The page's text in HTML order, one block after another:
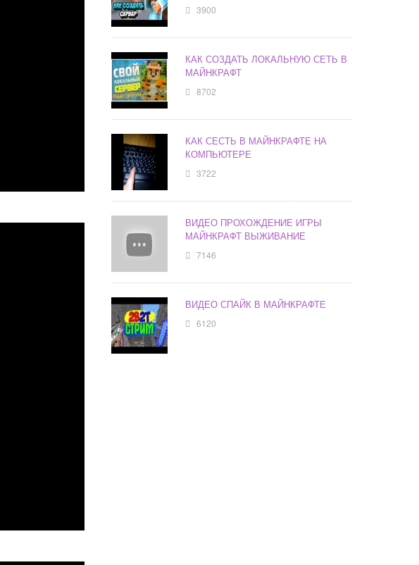
3900
КАК СОЗДАТЬ ЛОКАЛЬНУЮ СЕТЬ В
МАЙНКРАФТ
8702
КАК СЕСТЬ В МАЙНКРАФТЕ НА
КОМПЬЮТЕРЕ
3722
ВИДЕО ПРОХОЖДЕНИЕ ИГРЫ
МАЙНКРАФТ ВЫЖИВАНИЕ
7146
ВИДЕО СПАЙК В МАЙНКРАФТЕ
6120